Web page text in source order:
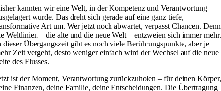
kannten wir eine Welt, in der Kompetenz und Verantwortung
wurde. Das dreht sich gerade auf eine ganz tiefe,
Art um. Wer jetzt noch abwartet, verpasst Chancen. Denn
Weltlinien – die alte und die neue Welt – entzweien sich immer mehr.
dieser Übergangszeit gibt es noch viele Berührungspunkte, aber je
Zeit vergeht, desto weniger einfach wird der Wechsel auf die neue
des Flusses.
ist der Moment, Verantwortung zurückzuholen – für deinen Körper,
Finanzen, deine Familie, deine Entscheidungen. Die Übertragung